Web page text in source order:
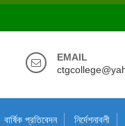
EMAIL
বার্ষিক প্রতিবেদন নির্দেশনাবলী